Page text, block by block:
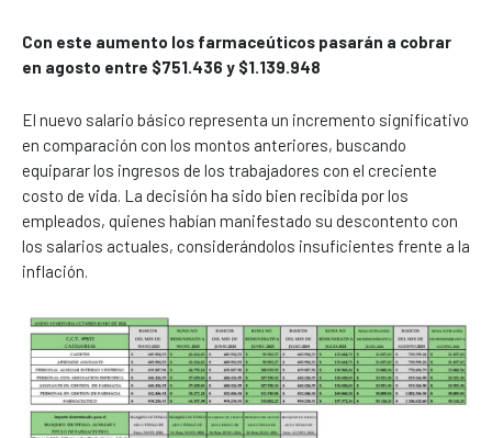
Con este aumento los farmaceúticos pasarán a cobrar
en agosto entre $751.436 y $1.139.948
El nuevo salario básico representa un incremento significativo
en comparación con los montos anteriores, buscando
equiparar los ingresos de los trabajadores con el creciente
costo de vida. La decisión ha sido bien recibida por los
empleados, quienes habían manifestado su descontento con
los salarios actuales, considerándolos insuficientes frente a la
inflación.